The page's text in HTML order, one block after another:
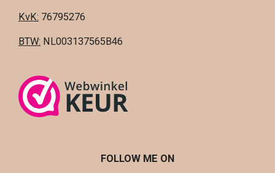
KvK: 76795276
BTW: NL003137565B46
FOLLOW ME ON